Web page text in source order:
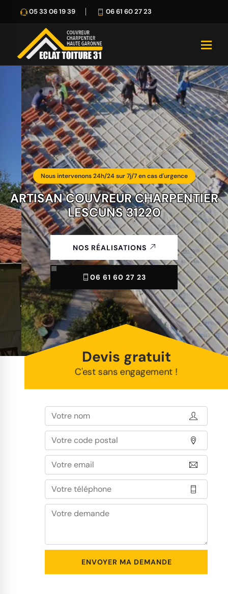
05 33 06 19 39 06 61 60 27 23
Nous intervenons 24h/24 sur 7j/7 en cas d'urgence
ARTISAN COUVREUR CHARPENTIER
LESCUNS 31220
NOS RÉALISATIONS
06 61 60 27 23
Devis gratuit
C'est sans engagement !